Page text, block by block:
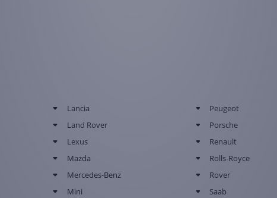
Lancia
Land Rover
Lexus
Mazda
Mercedes-Benz
Mini
Peugeot
Porsche
Renault
Rolls-Royce
Rover
Saab